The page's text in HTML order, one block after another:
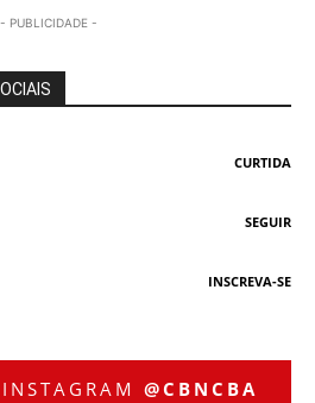
- PUBLICIDADE -
CURTIDA
SEGUIR
INSCREVA-SE
@CBNCBA